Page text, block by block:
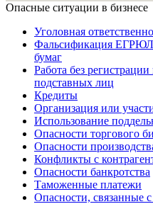
Опасные ситуации в бизнесе
Уголовная
Фальсификация ЕГРЮЛ
бумаг
Работа без
подставных лиц
Кредиты
Организация или
Использование
Опасности торгового
Опасности
Конфликты с
Опасности банкротства
Таможенные платежи
Опасности, связанные